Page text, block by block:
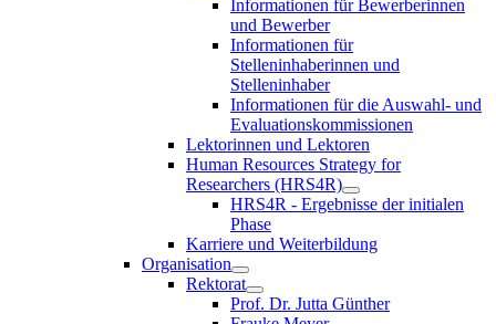
Informationen für Bewerberinnen
und Bewerber
Informationen für
Stelleninhaberinnen und
Stelleninhaber
Informationen für die Auswahl- und
Evaluationskommissionen
Lektorinnen und Lektoren
Human Resources Strategy for
Researchers (HRS4R)
HRS4R - Ergebnisse der initialen
Phase
Karriere und Weiterbildung
Organisation
Rektorat
Prof. Dr. Jutta Günther